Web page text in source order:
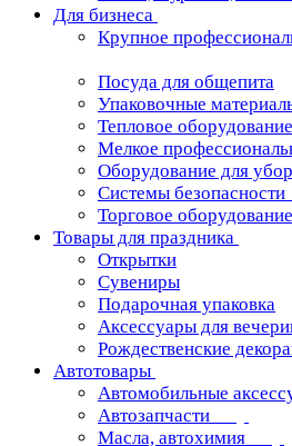
Для бизнеса
Крупное
Посуда для общепита
Упаковочные
Тепловое оборудование
Мелкое
Оборудование для
Системы безопасности
Торговое оборудование
Товары для праздника
Открытки
Сувениры
Подарочная упаковка
Аксессуары для
Рождественские
Автотовары
Автомобильные
Автозапчасти
Масла, автохимия